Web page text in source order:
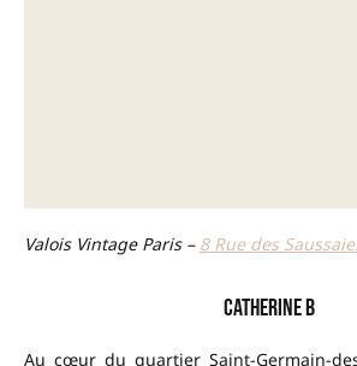
Valois Vintage Paris – 8 Rue des
Catherine B
Au cœur du quartier Saint-Germain-